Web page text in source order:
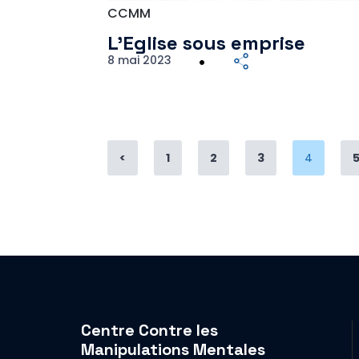
CCMM
L’Eglise sous emprise
8 mai 2023
< Page
1 Page
2 Page
3 Page
4 5
Centre Contre les
Manipulations Mentales